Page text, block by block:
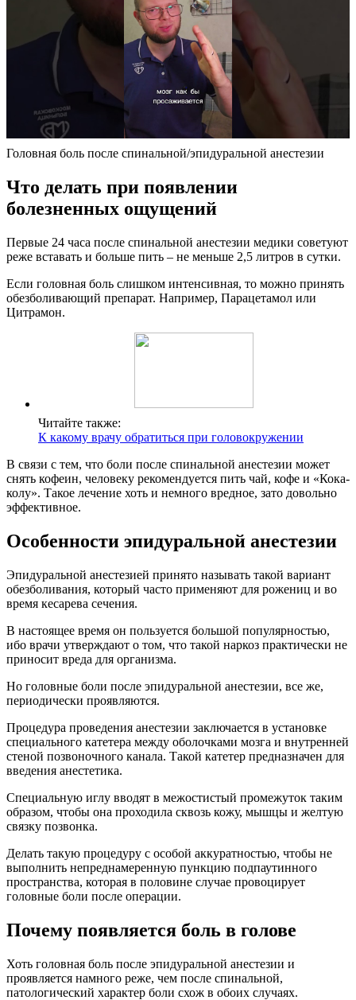
Головная боль после спинальной/эпидуральной анестезии
Что делать при появлении
болезненных ощущений
Первые 24 часа после спинальной анестезии медики советуют
реже вставать и больше пить – не меньше 2,5 литров в сутки.
Если головная боль слишком интенсивная, то можно принять
обезболивающий препарат. Например, Парацетамол или
Цитрамон.
Читайте также:
К какому врачу обратиться при головокружении
В связи с тем, что боли после спинальной анестезии может
снять кофеин, человеку рекомендуется пить чай, кофе и «Кока-
колу». Такое лечение хоть и немного вредное, зато довольно
эффективное.
Особенности эпидуральной анестезии
Эпидуральной анестезией принято называть такой вариант
обезболивания, который часто применяют для рожениц и во
время кесарева сечения.
В настоящее время он пользуется большой популярностью,
ибо врачи утверждают о том, что такой наркоз практически не
приносит вреда для организма.
Но головные боли после эпидуральной анестезии, все же,
периодически проявляются.
Процедура проведения анестезии заключается в установке
специального катетера между оболочками мозга и внутренней
стеной позвоночного канала. Такой катетер предназначен для
введения анестетика.
Специальную иглу вводят в межостистый промежуток таким
образом, чтобы она проходила сквозь кожу, мышцы и желтую
связку позвонка.
Делать такую процедуру с особой аккуратностью, чтобы не
выполнить непреднамеренную пункцию подпаутинного
пространства, которая в половине случае провоцирует
головные боли после операции.
Почему появляется боль в голове
Хоть головная боль после эпидуральной анестезии и
проявляется намного реже, чем после спинальной,
патологический характер боли схож в обоих случаях.